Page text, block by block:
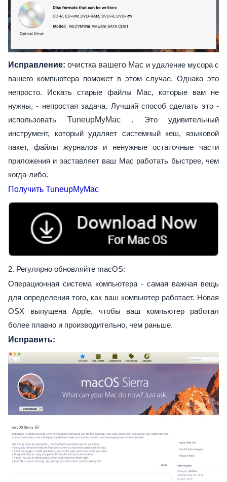
Исправление:очистка вашего Mac и удаление мусора с
вашего компьютера поможет в этом случае. Однако это
непросто. Искать старые файлы Mac, которые вам не
нужны, - непростая задача. Лучший способ сделать это -
использовать TuneupMyMac. Это удивительный
инструмент, который удаляет системный кеш, языковой
пакет, файлы журналов и ненужные остаточные части
приложения и заставляет ваш Mac работать быстрее, чем
когда-либо.
Получить TuneupMyMac
2. Регулярно обновляйте macOS:
Операционная система компьютера - самая важная вещь
для определения того, как ваш компьютер работает. Новая
OSX выпущена Apple, чтобы ваш компьютер работал
более плавно и производительно, чем раньше.
Исправить: